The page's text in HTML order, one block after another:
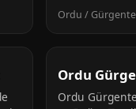
Ordu /
Ordu
Ordu